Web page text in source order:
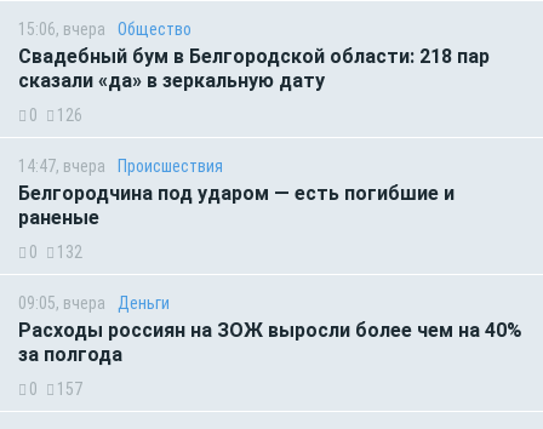
15:06, вчера Общество
Свадебный бум в Белгородской области: 218 пар
сказали «да» в зеркальную дату
0 126
14:47, вчера Происшествия
Белгородчина под ударом — есть погибшие и
раненые
0 132
09:05, вчера Деньги
Расходы россиян на ЗОЖ выросли более чем на 40%
за полгода
0 157